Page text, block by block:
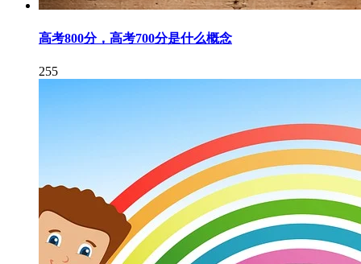
高考800分，高考700分是什么概念
255